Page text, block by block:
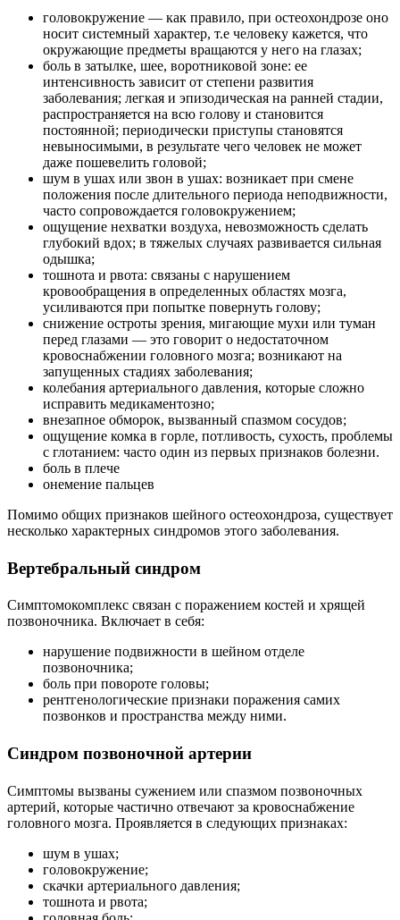
головокружение — как правило, при остеохондрозе оно
носит системный характер, т.е человеку кажется, что
окружающие предметы вращаются у него на глазах;
боль в затылке, шее, воротниковой зоне: ее
интенсивность зависит от степени развития
заболевания; легкая и эпизодическая на ранней стадии,
распространяется на всю голову и становится
постоянной; периодически приступы становятся
невыносимыми, в результате чего человек не может
даже пошевелить головой;
шум в ушах или звон в ушах: возникает при смене
положения после длительного периода неподвижности,
часто сопровождается головокружением;
ощущение нехватки воздуха, невозможность сделать
глубокий вдох; в тяжелых случаях развивается сильная
одышка;
тошнота и рвота: связаны с нарушением
кровообращения в определенных областях мозга,
усиливаются при попытке повернуть голову;
снижение остроты зрения, мигающие мухи или туман
перед глазами — это говорит о недостаточном
кровоснабжении головного мозга; возникают на
запущенных стадиях заболевания;
колебания артериального давления, которые сложно
исправить медикаментозно;
внезапное обморок, вызванный спазмом сосудов;
ощущение комка в горле, потливость, сухость, проблемы
с глотанием: часто один из первых признаков болезни.
боль в плече
онемение пальцев
Помимо общих признаков шейного остеохондроза, существует
несколько характерных синдромов этого заболевания.
Вертебральный синдром
Симптомокомплекс связан с поражением костей и хрящей
позвоночника. Включает в себя:
нарушение подвижности в шейном отделе
позвоночника;
боль при повороте головы;
рентгенологические признаки поражения самих
позвонков и пространства между ними.
Синдром позвоночной артерии
Симптомы вызваны сужением или спазмом позвоночных
артерий, которые частично отвечают за кровоснабжение
головного мозга. Проявляется в следующих признаках:
шум в ушах;
головокружение;
скачки артериального давления;
тошнота и рвота;